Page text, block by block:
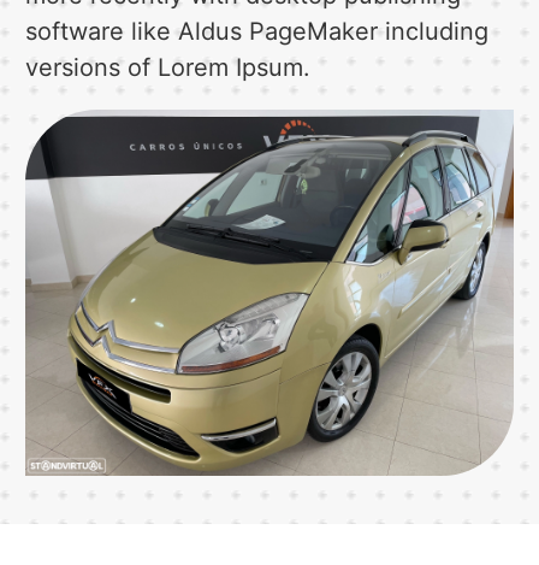
software like Aldus PageMaker including
versions of Lorem Ipsum.